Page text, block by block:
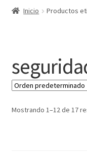
Técnicas del
Contactar
Inicio Productos
Mostrando 1–12 de 17